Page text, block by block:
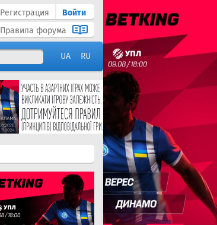
Регистрация
Войти
Правила форума
UA RU